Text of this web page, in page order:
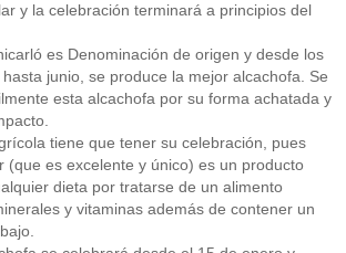
y la celebración terminará a principios del
es Denominación de origen y desde los
junio, se produce la mejor alcachofa. Se
esta alcachofa por su forma achatada y
tiene que tener su celebración, pues
(que es excelente y único) es un producto
dieta por tratarse de un alimento
y vitaminas además de contener un